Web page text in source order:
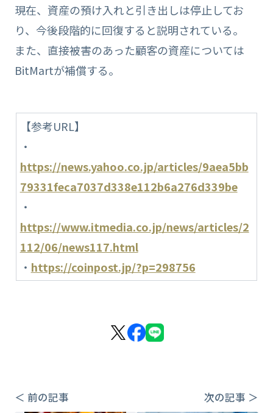
現在、資産の預け入れと引き出しは停止してお
り、今後段階的に回復すると説明されている。
また、直接被害のあった顧客の資産については
BitMartが補償する。
【参考URL】
・
https://news.yahoo.co.jp/articles/9aea5bb
79331feca7037d338e112b6a276d339be
・
https://www.itmedia.co.jp/news/articles/2
112/06/news117.html
・ https://coinpost.jp/?p=298756
＜ 前の記事 次の記事 ＞